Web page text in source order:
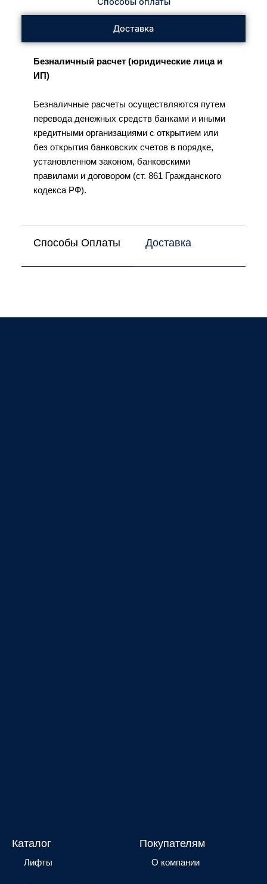
Доставка
Безналичный расчет (юридические лица и
ИП)
Безналичные расчеты осуществляются путем
перевода денежных средств банками и иными
кредитными организациями с открытием или
без открытия банковских счетов в порядке,
установленном законом, банковскими
правилами и договором (ст. 861 Гражданского
кодекса РФ).
Способы Оплаты Доставка
Каталог
Лифты
Покупателям
О компании